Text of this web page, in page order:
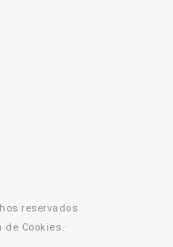
reservados
de Cookies ·